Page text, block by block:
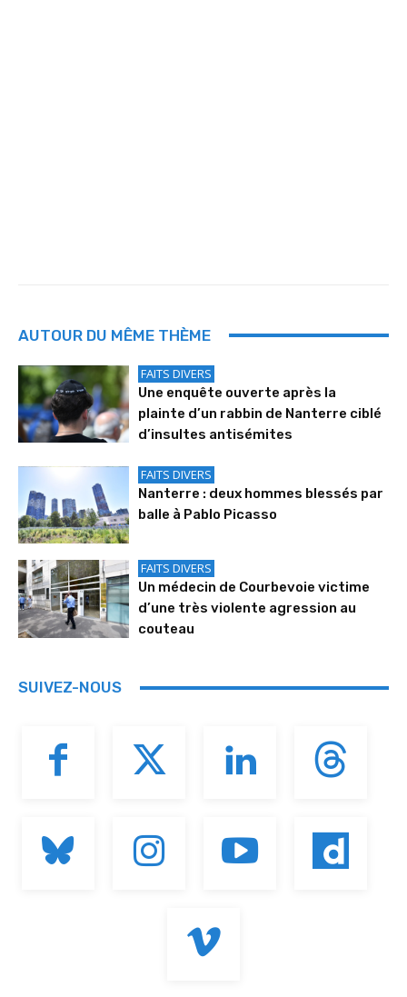
AUTOUR DU MÊME THÈME
FAITS DIVERS
Une enquête ouverte après la
plainte d’un rabbin de Nanterre ciblé
d’insultes antisémites
FAITS DIVERS
Nanterre : deux hommes blessés par
balle à Pablo Picasso
FAITS DIVERS
Un médecin de Courbevoie victime
d’une très violente agression au
couteau
SUIVEZ-NOUS